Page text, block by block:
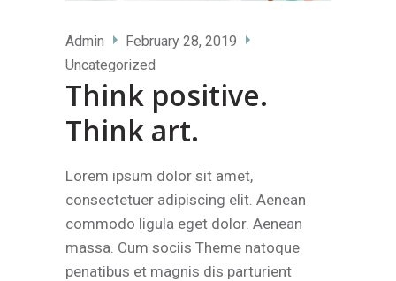
Admin
February 28, 2019
Uncategorized
Think positive.
Think art.
Lorem ipsum dolor sit amet,
consectetuer adipiscing elit. Aenean
commodo ligula eget dolor. Aenean
massa. Cum sociis Theme natoque
penatibus et magnis dis parturient